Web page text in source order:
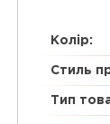
Колір:
Стиль
Тип